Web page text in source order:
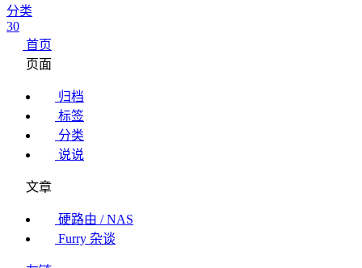
分类
30
首页
页面
归档
标签
分类
说说
文章
硬路由 / NAS
Furry 杂谈